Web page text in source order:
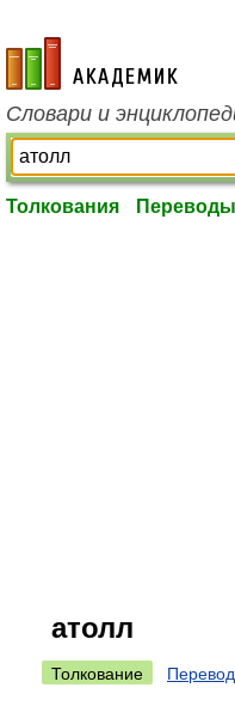
academic.ru
Словари и
Толкования Переводы
атолл
Толкование Перевод